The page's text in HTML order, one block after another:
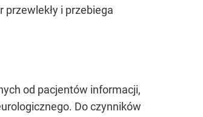
i przebiega
od pacjentów informacji,
Do czynników